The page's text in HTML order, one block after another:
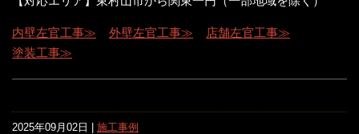
内壁左官工事≫ 外壁左官工事≫
店舗左官工事≫
塗装工事≫
2025年09月02日 | 施工事例